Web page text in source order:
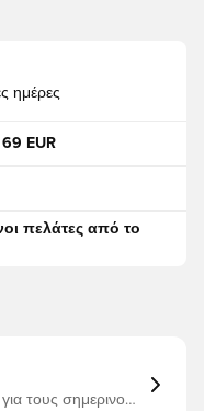
ημέρες
EUR
πελάτες από το
τους σημερινούς